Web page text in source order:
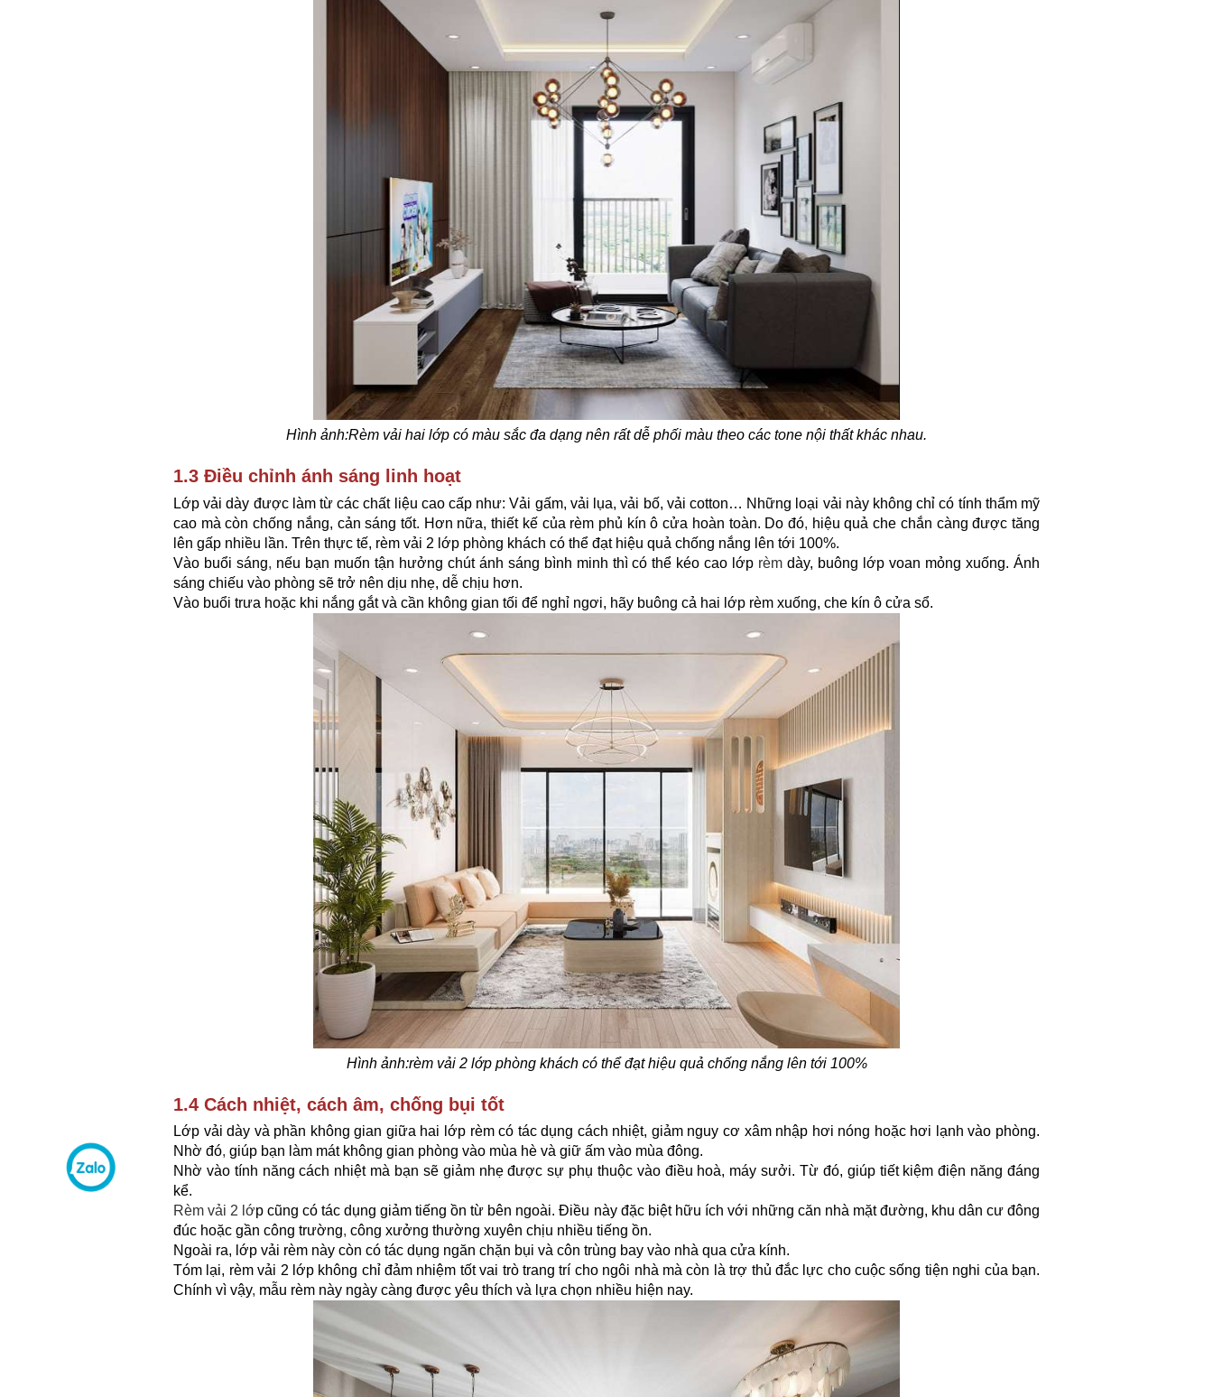
Hình ảnh:Rèm vải hai lớp có màu sắc đa dạng nên rất dễ phối màu theo các tone nội thất khác nhau.
1.3 Điều chỉnh ánh sáng linh hoạt
Lớp vải dày được làm từ các chất liệu cao cấp như: Vải gấm, vải lụa, vải bố, vải cotton… Những loại vải này không chỉ có tính thẩm mỹ
cao mà còn chống nắng, cản sáng tốt. Hơn nữa, thiết kế của rèm phủ kín ô cửa hoàn toàn. Do đó, hiệu quả che chắn càng được tăng
lên gấp nhiều lần. Trên thực tế, rèm vải 2 lớp phòng khách có thể đạt hiệu quả chống nắng lên tới 100%.
Vào buổi sáng, nếu bạn muốn tận hưởng chút ánh sáng bình minh thì có thể kéo cao lớp rèm dày, buông lớp voan mỏng xuống. Ánh
sáng chiếu vào phòng sẽ trở nên dịu nhẹ, dễ chịu hơn.
Vào buổi trưa hoặc khi nắng gắt và cần không gian tối để nghỉ ngơi, hãy buông cả hai lớp rèm xuống, che kín ô cửa sổ.
Hình ảnh:rèm vải 2 lớp phòng khách có thể đạt hiệu quả chống nắng lên tới 100%
1.4 Cách nhiệt, cách âm, chống bụi tốt
Lớp vải dày và phần không gian giữa hai lớp rèm có tác dụng cách nhiệt, giảm nguy cơ xâm nhập hơi nóng hoặc hơi lạnh vào phòng.
Nhờ đó, giúp bạn làm mát không gian phòng vào mùa hè và giữ ấm vào mùa đông.
Nhờ vào tính năng cách nhiệt mà bạn sẽ giảm nhẹ được sự phụ thuộc vào điều hoà, máy sưởi. Từ đó, giúp tiết kiệm điện năng đáng
kể.
Rèm vải 2 lớp cũng có tác dụng giảm tiếng ồn từ bên ngoài. Điều này đặc biệt hữu ích với những căn nhà mặt đường, khu dân cư đông
đúc hoặc gần công trường, công xưởng thường xuyên chịu nhiều tiếng ồn.
Ngoài ra, lớp vải rèm này còn có tác dụng ngăn chặn bụi và côn trùng bay vào nhà qua cửa kính.
Tóm lại, rèm vải 2 lớp không chỉ đảm nhiệm tốt vai trò trang trí cho ngôi nhà mà còn là trợ thủ đắc lực cho cuộc sống tiện nghi của bạn.
Chính vì vậy, mẫu rèm này ngày càng được yêu thích và lựa chọn nhiều hiện nay.